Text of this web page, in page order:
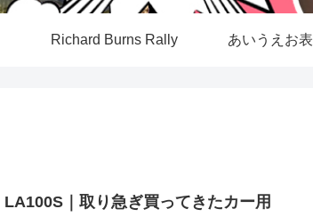
Richard Burns Rally あいうえお表
｜取り急ぎ買ってきたカー用